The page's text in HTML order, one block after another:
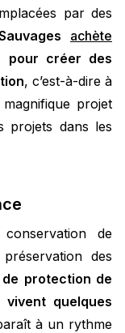
par des
achète
pour créer des
, c’est-à-dire à
projet
projets dans les
de
des
protection de
quelques
à un rythme